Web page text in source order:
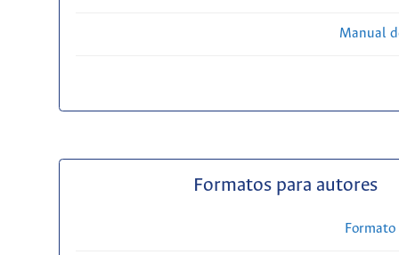
Manual
Formatos para autores